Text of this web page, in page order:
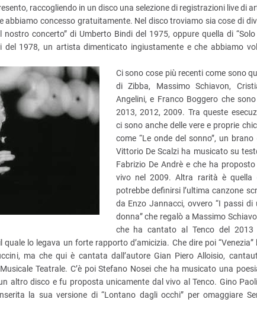
raccogliendo in un disco una selezione di registrazioni live di
abbiamo concesso gratuitamente. Nel disco troviamo sia cose di
concerto” di Umberto Bindi del 1975, oppure quella di “Solo
del 1978, un artista dimenticato ingiustamente e che abbiamo
Ci sono cose più recenti come sono
di Zibba, Massimo Schiavon,
Angelini, e Franco Boggero che sono
2013, 2012, 2009. Tra queste
ci sono anche delle vere e proprie
come “Le onde del sonno”, un brano
Vittorio De Scalzi ha musicato su
Fabrizio De Andrè e che ha proposto
vivo nel 2009. Altra rarità è quella
potrebbe definirsi l’ultima canzone
da Enzo Jannacci, ovvero “I passi di
donna” che regalò a Massimo
che ha cantato al Tenco del 2013
lo legava un forte rapporto d’amicizia. Che dire poi “Venezia”
ma che qui è cantata dall’autore Gian Piero Alloisio,
Teatrale. C’è poi Stefano Nosei che ha musicato una
altro disco e fu proposta unicamente dal vivo al Tenco. Gino
la sua versione di “Lontano dagli occhi” per omaggiare